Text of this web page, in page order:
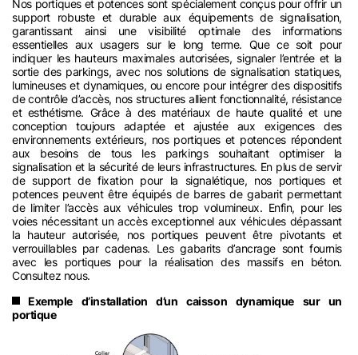
Nos portiques et potences sont spécialement conçus pour offrir un
support robuste et durable aux équipements de signalisation,
garantissant ainsi une visibilité optimale des informations
essentielles aux usagers sur le long terme. Que ce soit pour
indiquer les hauteurs maximales autorisées, signaler l’entrée et la
sortie des parkings, avec nos solutions de signalisation statiques,
lumineuses et dynamiques, ou encore pour intégrer des dispositifs
de contrôle d’accès, nos structures allient fonctionnalité, résistance
et esthétisme. Grâce à des matériaux de haute qualité et une
conception toujours adaptée et ajustée aux exigences des
environnements extérieurs, nos portiques et potences répondent
aux besoins de tous les parkings souhaitant optimiser la
signalisation et la sécurité de leurs infrastructures. En plus de servir
de support de fixation pour la signalétique, nos portiques et
potences peuvent être équipés de barres de gabarit permettant
de limiter l’accès aux véhicules trop volumineux. Enfin, pour les
voies nécessitant un accès exceptionnel aux véhicules dépassant
la hauteur autorisée, nos portiques peuvent être pivotants et
verrouillables par cadenas. Les gabarits d’ancrage sont fournis
avec les portiques pour la réalisation des massifs en béton.
Consultez nous.
Exemple d’installation d’un caisson dynamique sur un
portique